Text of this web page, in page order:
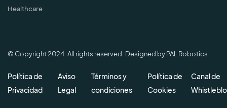
Healthcare
© Copyright 2024. All rights reserved. Designed by PAL Robotics
Política de
Privacidad
Aviso
Legal
Términos y
condiciones
Política de
Cookies
Canal de